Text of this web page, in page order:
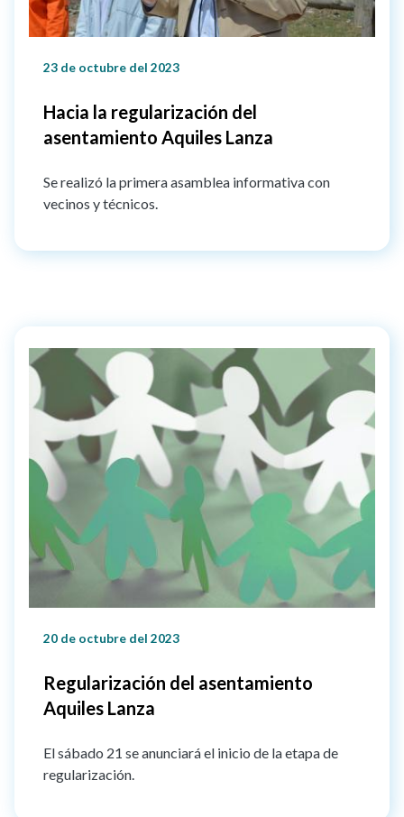
23 de octubre del 2023
Hacia la regularización del
asentamiento Aquiles Lanza
Se realizó la primera asamblea informativa con
vecinos y técnicos.
20 de octubre del 2023
Regularización del asentamiento
Aquiles Lanza
El sábado 21 se anunciará el inicio de la etapa de
regularización.